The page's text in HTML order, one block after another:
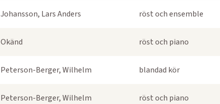
Johansson, Lars Anders röst och ensemble
Okänd röst och piano
Peterson-Berger, Wilhelm blandad kör
Peterson-Berger, Wilhelm röst och piano